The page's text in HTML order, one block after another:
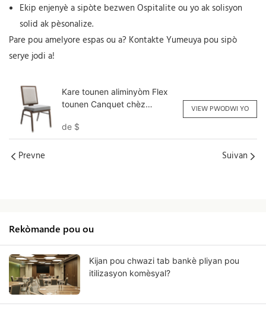
Ekip enjenyè a sipòte bezwen Ospitalite ou yo ak solisyon
solid ak pèsonalize.
Pare pou amelyore espas ou a? Kontakte Yumeuya pou sipò
serye jodi a!
Kare tounen aliminyòm Flex
tounen Canquet chèz
de $
VIEW PWODWI YO
Prevne Suivan
Rekòmande pou ou
Kijan pou chwazi tab bankè pliyan pou
itilizasyon komèsyal?